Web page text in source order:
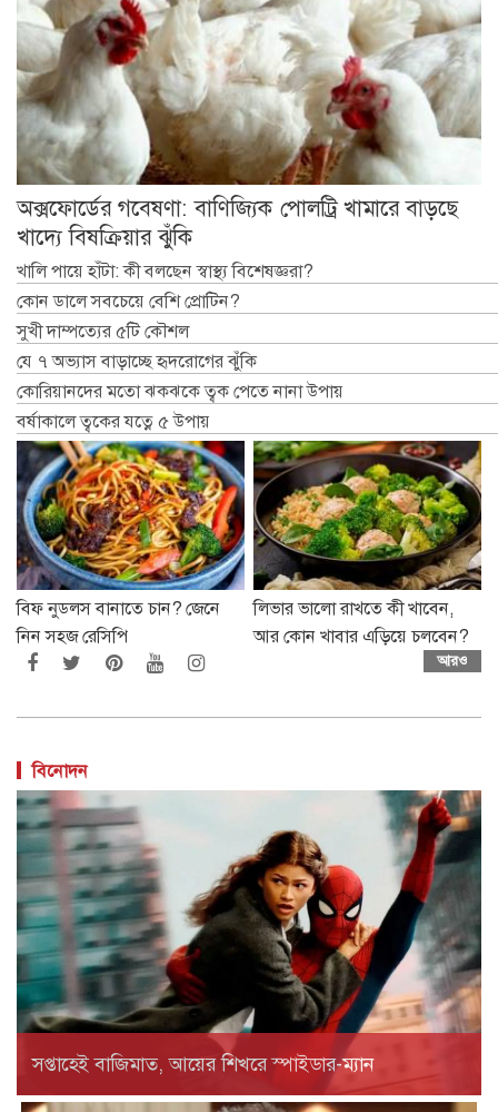
অক্সফোর্ডের গবেষণা: বাণিজ্যিক পোলট্রি খামারে বাড়ছে
খাদ্যে বিষক্রিয়ার ঝুঁকি
খালি পায়ে হাঁটা: কী বলছেন স্বাস্থ্য বিশেষজ্ঞরা?
কোন ডালে সবচেয়ে বেশি প্রোটিন?
সুখী দাম্পত্যের ৫টি কৌশল
যে ৭ অভ্যাস বাড়াচ্ছে হৃদরোগের ঝুঁকি
কোরিয়ানদের মতো ঝকঝকে ত্বক পেতে নানা উপায়
বর্ষাকালে ত্বকের যত্নে ৫ উপায়
বিফ নুডলস বানাতে চান? জেনে
নিন সহজ রেসিপি
লিভার ভালো রাখতে কী খাবেন,
আর কোন খাবার এড়িয়ে চলবেন?
আরও
বিনোদন
সপ্তাহেই বাজিমাত, আয়ের শিখরে স্পাইডার-ম্যান